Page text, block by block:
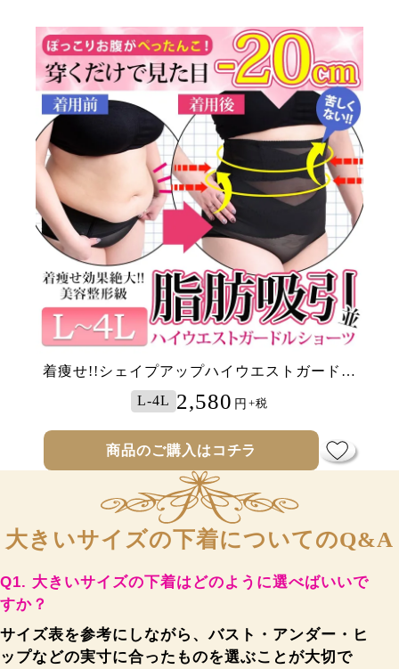
着痩せ!!シェイプアップハイウエストガードル
ショーツ
L-4L 2,580 円 +税
商品のご購入はコチラ
大きいサイズの下着についてのQ&A
大きいサイズの下着はどのように選べばいいで
すか？
サイズ表を参考にしながら、バスト・アンダー・ヒ
ップなどの実寸に合ったものを選ぶことが大切で